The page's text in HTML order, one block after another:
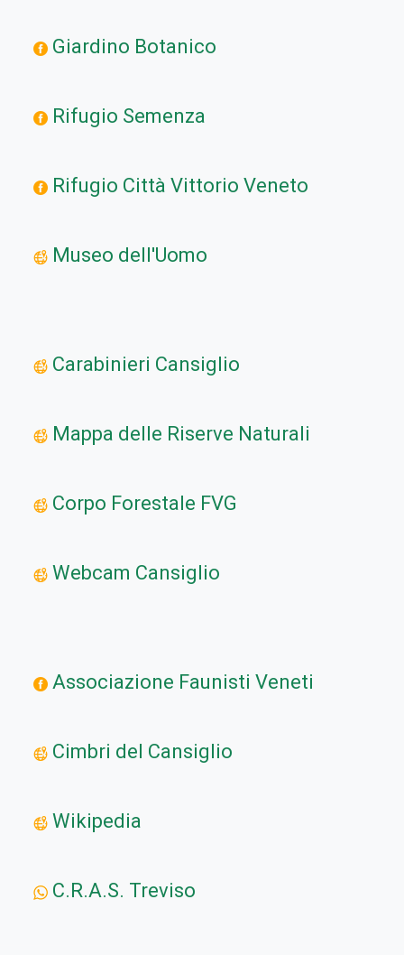
Giardino Botanico
Rifugio Semenza
Rifugio Città Vittorio Veneto
Museo dell'Uomo
Carabinieri Cansiglio
Mappa delle Riserve Naturali
Corpo Forestale FVG
Webcam Cansiglio
Associazione Faunisti Veneti
Cimbri del Cansiglio
Wikipedia
C.R.A.S. Treviso